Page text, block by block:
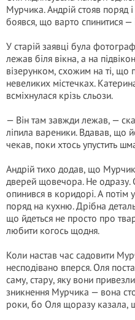
Мурчика. Андрій стояв поряд
боявся, що варто спинитися —
У старій заявці була
лежав біля вікна, а на
візерунком, схожим на ті,
невеликих містечках.
всміхнулася крізь сльози.
— Він там завжди лежав, —
ліпила вареники. Вдавав, що
чекав, поки хтось упустить
Андрій тихо додав, що Мурчик
дверей щовечора. Не
опинився в коридорі. А потім
поряд на кухню. Дрібна
що йдеться не просто про
любити когось щодня.
Коли настав час садовити
несподівано вперся. Оля
саму, стару, яку вони
зникнення Мурчика — вона
роки, бо Оля щоразу казала,